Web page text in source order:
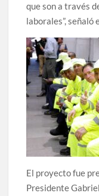
que son a través
laborales”,
El proyecto fue
Presidente